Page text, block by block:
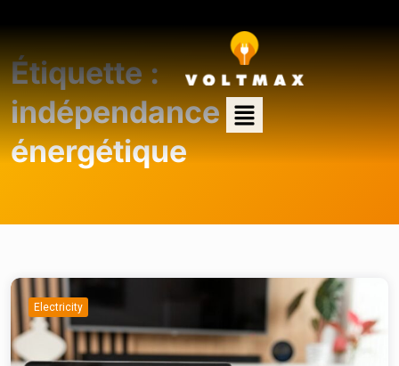
Étiquette :
indépendance
énergétique
Electricity